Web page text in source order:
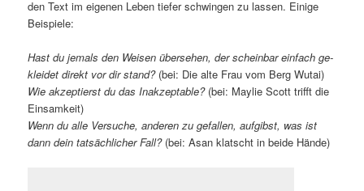
den Text im ei­ge­nen Le­ben tie­fer schwin­gen zu las­sen. Ei­ni­ge
Beispiele:
Hast du je­mals den Wei­sen über­se­hen, der schein­bar ein­fach ge­
klei­det di­rekt vor dir stand?(bei: Die al­te Frau vom Berg Wutai)
Wie ak­zep­tierst du das In­ak­zep­ta­ble?(bei: May­lie Scott trifft die
Einsamkeit)
Wenn du al­le Ver­su­che, an­de­ren zu ge­fal­len, auf­gibst, was ist
dann dein tat­säch­li­cher Fall?(bei: Asan klatscht in bei­de Hände)